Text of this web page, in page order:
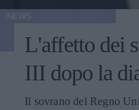
L'affetto dei
III dopo la
Il sovrano del Regno